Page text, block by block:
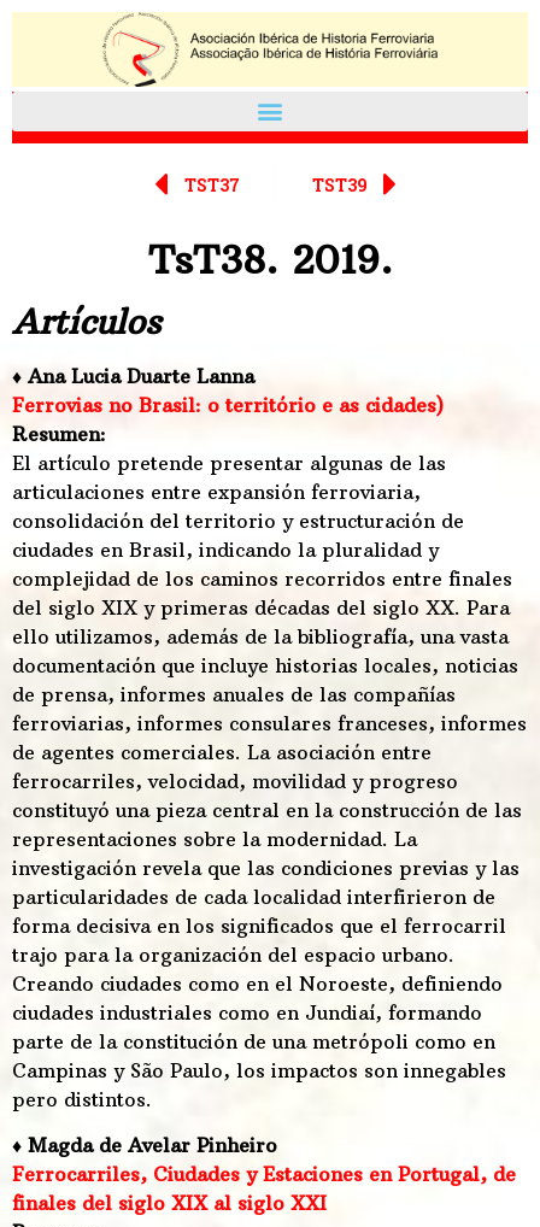
TST37 TST39
TsT38. 2019.
Artículos
♦ Ana Lucia Duarte Lanna
Ferrovias no Brasil: o território e as cidades)
Resumen:
El artículo pretende presentar algunas de las
articulaciones entre expansión ferroviaria,
consolidación del territorio y estructuración de
ciudades en Brasil, indicando la pluralidad y
complejidad de los caminos recorridos entre finales
del siglo XIX y primeras décadas del siglo XX. Para
ello utilizamos, además de la bibliografía, una vasta
documentación que incluye historias locales, noticias
de prensa, informes anuales de las compañías
ferroviarias, informes consulares franceses, informes
de agentes comerciales. La asociación entre
ferrocarriles, velocidad, movilidad y progreso
constituyó una pieza central en la construcción de las
representaciones sobre la modernidad. La
investigación revela que las condiciones previas y las
particularidades de cada localidad interfirieron de
forma decisiva en los significados que el ferrocarril
trajo para la organización del espacio urbano.
Creando ciudades como en el Noroeste, definiendo
ciudades industriales como en Jundiaí, formando
parte de la constitución de una metrópoli como en
Campinas y São Paulo, los impactos son innegables
pero distintos.
♦ Magda de Avelar Pinheiro
Ferrocarriles, Ciudades y Estaciones en Portugal, de
finales del siglo XIX al siglo XXI